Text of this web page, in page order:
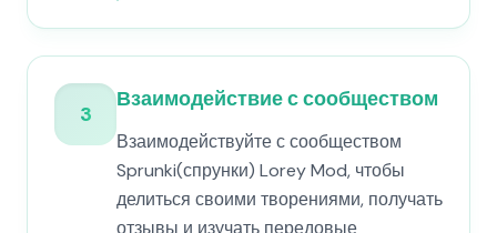
3
Взаимодействие с сообществом
Взаимодействуйте с сообществом
Sprunki(спрунки) Lorey Mod, чтобы
делиться своими творениями, получать
отзывы и изучать передовые